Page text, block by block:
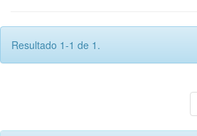
Resultado 1-1 de 1.